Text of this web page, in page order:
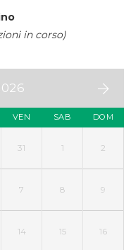
in corso)
VEN SAB DOM
31 1 2
7 8 9
14 15 16